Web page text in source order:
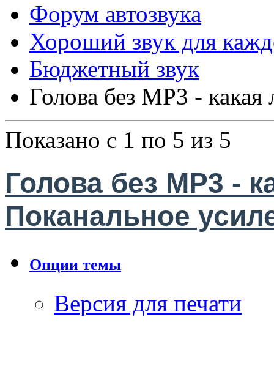
Форум автозвука
Хороший звук для
Бюджетный звук
Голова без МР3 -
Показано с 1 по 5 из 5
Голова без МР3 -
Поканальное
Опции темы
Версия для печати